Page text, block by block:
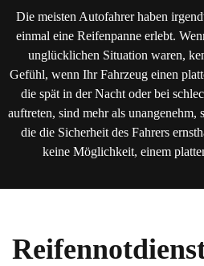
Die meisten Autofahrer haben
einmal eine Reifenpanne erlebt.
unglücklichen Situation waren,
Gefühl, wenn Ihr Fahrzeug einen
die spät in der Nacht oder bei
auftreten, sind mehr als unangenehm,
die die Sicherheit des Fahrers
keine Möglichkeit, einem